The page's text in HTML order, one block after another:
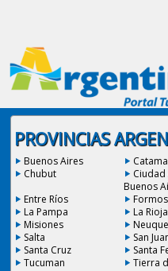
PROVINCIAS
Buenos Aires
Chubut
Buenos
Entre Ríos
La Pampa
La Rioja
Misiones
Salta
San
Santa Cruz
Santa
Tucuman
Tierra